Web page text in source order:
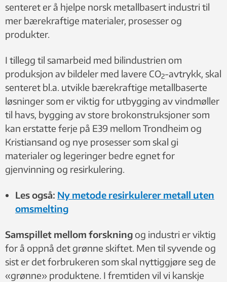
senteret er å hjelpe norsk metallbasert industri til
mer bærekraftige materialer, prosesser og
produkter.
I tillegg til samarbeid med bilindustrien om
produksjon av bildeler med lavere CO2-avtrykk, skal
senteret bl.a. utvikle bærekraftige metallbaserte
løsninger som er viktig for utbygging av vindmøller
til havs, bygging av store brokonstruksjoner som
kan erstatte ferje på E39 mellom Trondheim og
Kristiansand og nye prosesser som skal gi
materialer og legeringer bedre egnet for
gjenvinning og resirkulering.
Les også: Ny metode resirkulerer metall uten
omsmelting
Samspillet mellom forskning og industri er viktig
for å oppnå det grønne skiftet. Men til syvende og
sist er det forbrukeren som skal nyttiggjøre seg de
«grønne» produktene. I fremtiden vil vi kanskje